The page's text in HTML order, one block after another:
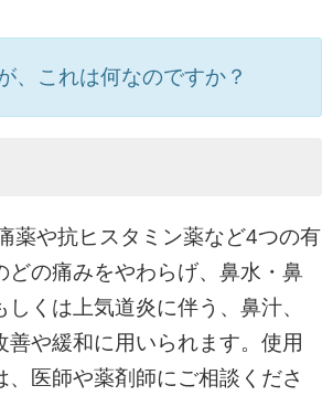
、これは何なのですか？
薬や抗ヒスタミン薬など4つの有
の痛みをやわらげ、鼻水・鼻
くは上気道炎に伴う、鼻汁、
や緩和に用いられます。使用
医師や薬剤師にご相談くださ